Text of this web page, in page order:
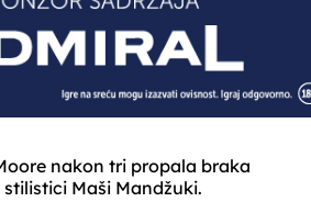
nakon tri propala braka
Maši Mandžuki.